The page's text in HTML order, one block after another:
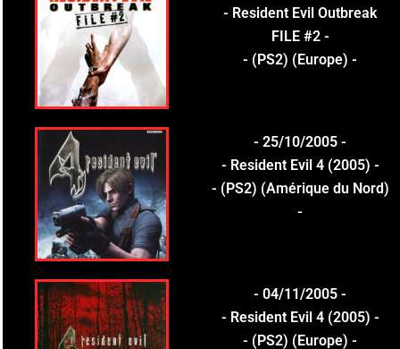
- Resident Evil Outbreak
FILE #2 -
- (PS2) (Europe) -
- 25/10/2005 -
- Resident Evil 4 (2005) -
- (PS2) (Amérique du Nord)
-
- 04/11/2005 -
- Resident Evil 4 (2005) -
- (PS2) (Europe) -